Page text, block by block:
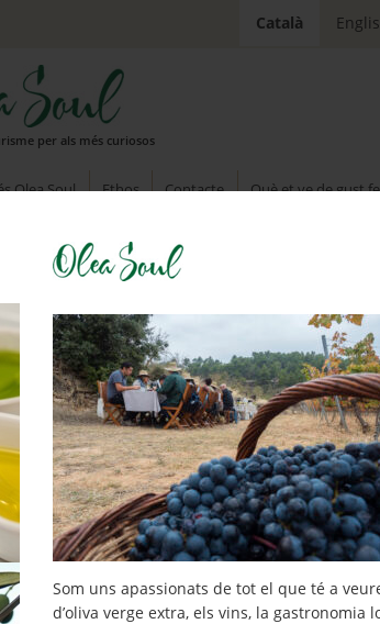
Som uns apassionats de tot el que té a
d’oliva verge extra, els vins, la gastronomia
Català
per als més curiosos
Olea Soul Ethos Contacte Què et ve de gust